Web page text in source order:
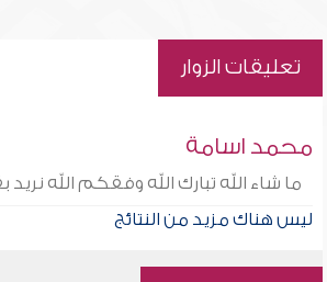
تعليقات الزوار
محمد اسامة
ما شاء الله تبارك الله وفقكم الله نريد
ليس هناك مزيد من النتائج